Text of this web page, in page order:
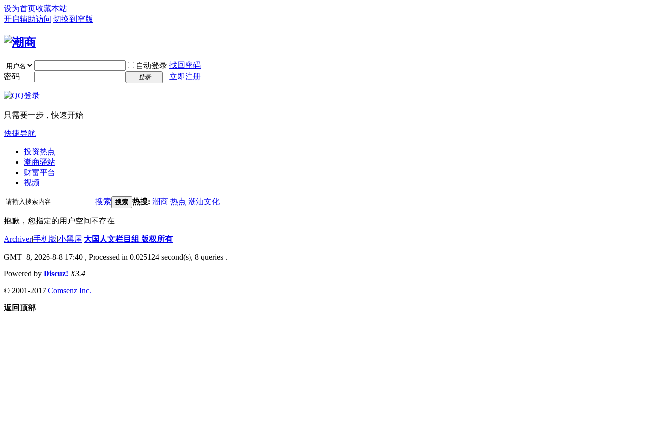
设为首页收藏本站
开启辅助访问 切换到窄版
自动登录 找回密码
密码
登录 立即注册
只需要一步，快速开始
快捷导航
投资热点
潮商驿站
财富平台
视频
搜索 搜索 热搜: 潮商 热点 潮汕文化
抱歉，您指定的用户空间不存在
Archiver|手机版|小黑屋|大国人文栏目组 版权所有
GMT+8, 2026-8-8 17:40 , Processed in 0.025124 second(s), 8 queries .
Powered by Discuz! X3.4
© 2001-2017 Comsenz Inc.
返回顶部